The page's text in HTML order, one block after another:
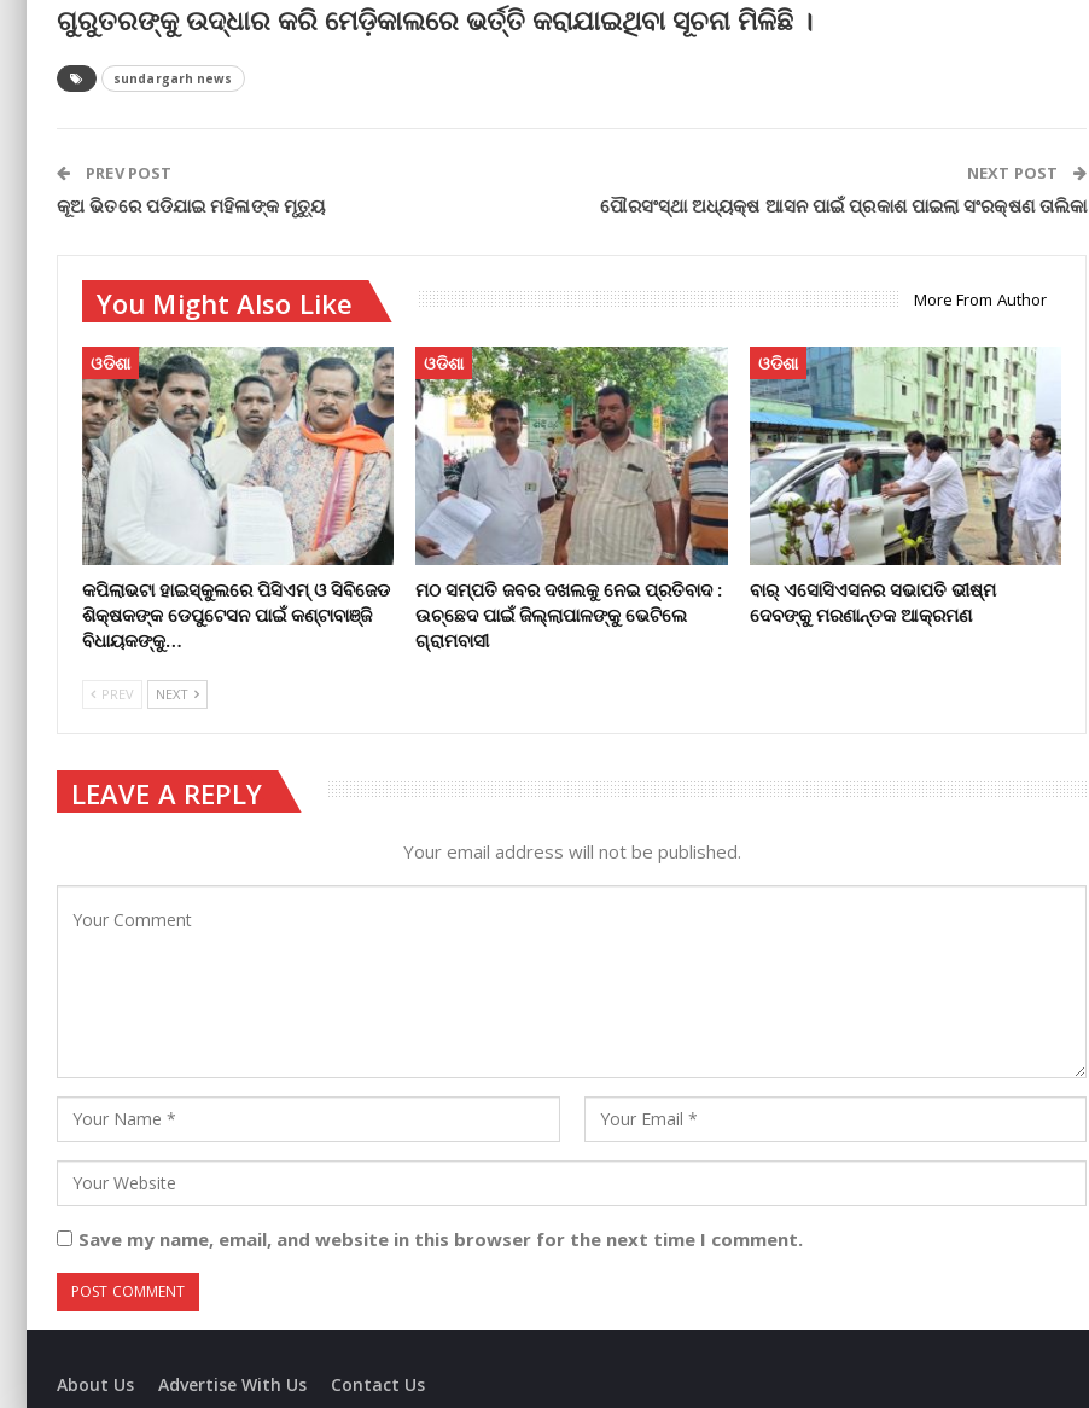
ଗୁରୁତରଙ୍କୁ ଉଦ୍ଧାର କରି ମେଡ଼ିକାଲରେ ଭର୍ତ୍ତି କରାଯାଇଥିବା ସୂଚନା ମିଳିଛି ।
sundargarh news
PREV POST
କୂଅ ଭିତରେ ପଡିଯାଇ ମହିଳାଙ୍କ ମୃତ୍ୟୁ
NEXT POST
ପୌରସଂସ୍ଥା ଅଧ୍ୟକ୍ଷ ଆସନ ପାଇଁ ପ୍ରକାଶ ପାଇଲା ସଂରକ୍ଷଣ ତାଲିକା
You Might Also Like More From Author
ଓଡିଶା
କପିଲାଭଟା ହାଇସ୍କୁଲରେ ପିସିଏମ୍ ଓ ସିବିଜେଡ
ଶିକ୍ଷକଙ୍କ ଡେପୁଟେସନ ପାଇଁ କଣ୍ଟାବାଞ୍ଜି
ବିଧାୟକଙ୍କୁ…
ଓଡିଶା
ମଠ ସମ୍ପତି ଜବର ଦଖଲକୁ ନେଇ ପ୍ରତିବାଦ :
ଉଚ୍ଛେଦ ପାଇଁ ଜିଲ୍ଲାପାଳଙ୍କୁ ଭେଟିଲେ
ଗ୍ରାମବାସୀ
ଓଡିଶା
ବାର୍‌ ଏସୋସିଏସନର ସଭାପତି ଭୀଷ୍ମ
ଦେବଙ୍କୁ ମରଣାନ୍ତକ ଆକ୍ରମଣ
PREV NEXT
LEAVE A REPLY
Your email address will not be published.
Save my name, email, and website in this browser for the next time I comment.
About Us Advertise With Us Contact Us